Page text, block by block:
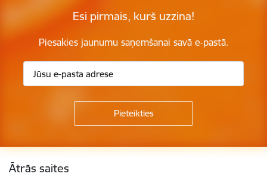
Esi pirmais, kurš uzzina!
Piesakies jaunumu saņemšanai savā e-pastā.
Kājene
Ātrās saites